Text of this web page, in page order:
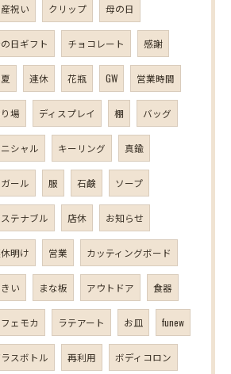
祝い クリップ 母の日
日ギフト チョコレート 感謝
連休 花瓶 GW 営業時間
場 ディスプレイ 棚 バッグ
シャル キーリング 真鍮
ール 服 石鹸 ソープ
テナブル 店休 お知らせ
明け 営業 カッティングボード
い まな板 アウトドア 食器
ェモカ ラテアート お皿 funew
スボトル 再利用 ボディコロン